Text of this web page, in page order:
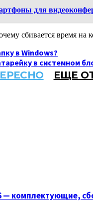
для
сбивается время
в Windows?
в системном
ЕЩЕ
— комплектующие,